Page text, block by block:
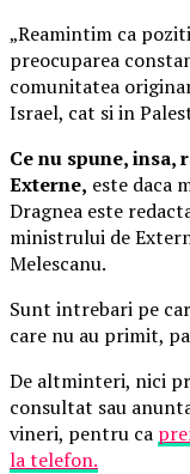
„Reamintim ca
preocuparea
comunitatea
Israel, cat si in
Ce nu spune,
Externe, este daca
Dragnea este
ministrului de
Melescanu.
Sunt intrebari pe
care nu au primit,
De altminteri, nici
consultat sau
vineri, pentru ca
la telefon.